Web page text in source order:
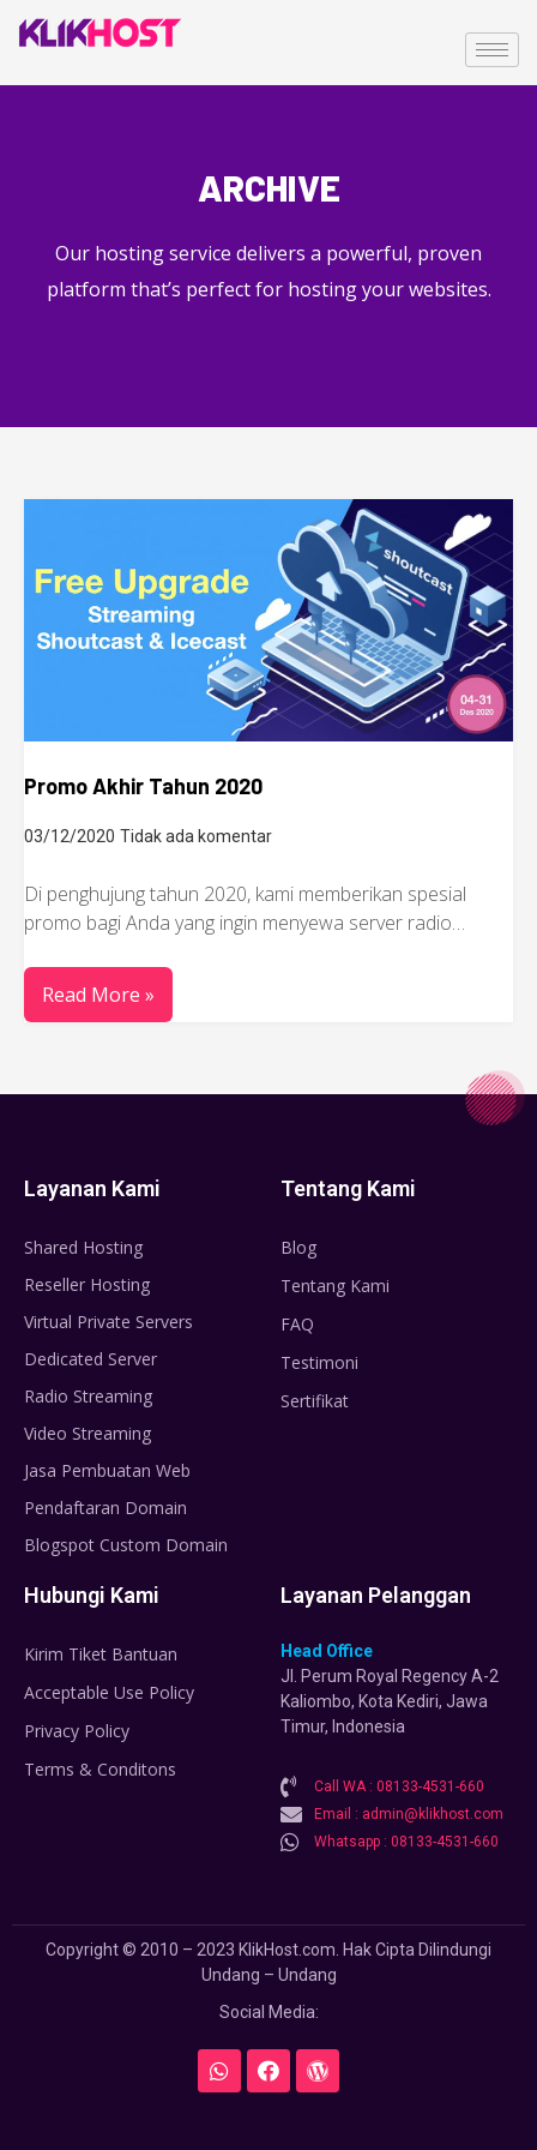
ARCHIVE
Our hosting service delivers a powerful, proven
platform that’s perfect for hosting your websites.
Promo Akhir Tahun 2020
03/12/2020 Tidak ada komentar
Di penghujung tahun 2020, kami memberikan spesial
promo bagi Anda yang ingin menyewa server radio…
Read More »
Layanan Kami
Shared Hosting
Reseller Hosting
Virtual Private Servers
Dedicated Server
Radio Streaming
Video Streaming
Jasa Pembuatan Web
Pendaftaran Domain
Blogspot Custom Domain
Tentang Kami
Blog
Tentang Kami
FAQ
Testimoni
Sertifikat
Hubungi Kami
Kirim Tiket Bantuan
Acceptable Use Policy
Privacy Policy
Terms & Conditons
Layanan Pelanggan
Head Office
Jl. Perum Royal Regency A-2
Kaliombo, Kota Kediri, Jawa
Timur, Indonesia
Call WA : 08133-4531-660
Email : admin@klikhost.com
Whatsapp : 08133-4531-660
Copyright © 2010 – 2023 KlikHost.com. Hak Cipta Dilindungi
Undang – Undang
Social Media: